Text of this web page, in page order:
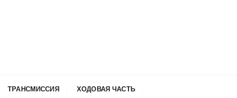
ТРАНСМИССИЯ ХОДОВАЯ ЧАСТЬ